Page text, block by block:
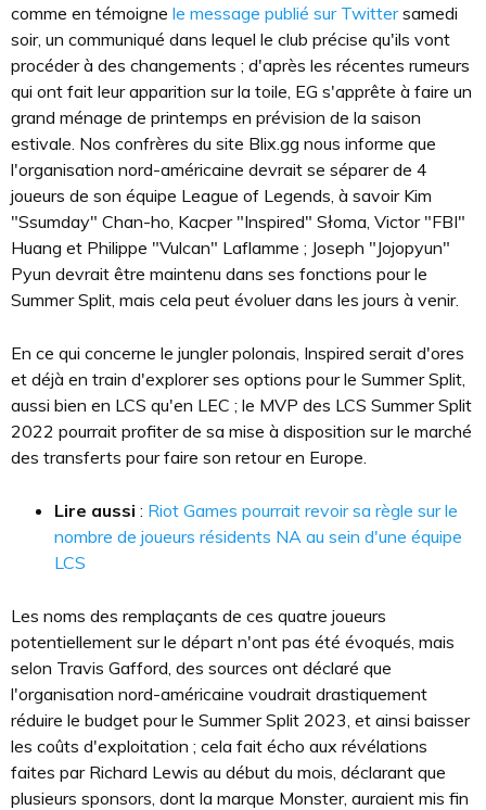
comme en témoigne le message publié sur Twittersamedi
soir, un communiqué dans lequel le club précise qu'ils vont
procéder à des changements ; d'après les récentes rumeurs
qui ont fait leur apparition sur la toile, EG s'apprête à faire un
grand ménage de printemps en prévision de la saison
estivale. Nos confrères du site Blix.gg nous informe que
l'organisation nord-américaine devrait se séparer de 4
joueurs de son équipe League of Legends, à savoir Kim
"Ssumday" Chan-ho, Kacper "Inspired" Słoma, Victor "FBI"
Huang et Philippe "Vulcan" Laflamme ; Joseph "Jojopyun"
Pyun devrait être maintenu dans ses fonctions pour le
Summer Split, mais cela peut évoluer dans les jours à venir.
En ce qui concerne le jungler polonais, Inspired serait d'ores
et déjà en train d'explorer ses options pour le Summer Split,
aussi bien en LCS qu'en LEC ; le MVP des LCS Summer Split
2022 pourrait profiter de sa mise à disposition sur le marché
des transferts pour faire son retour en Europe.
Lire aussi : Riot Games pourrait revoir sa règle sur le
nombre de joueurs résidents NA au sein d'une équipe
LCS
Les noms des remplaçants de ces quatre joueurs
potentiellement sur le départ n'ont pas été évoqués, mais
selon Travis Gafford, des sources ont déclaré que
l'organisation nord-américaine voudrait drastiquement
réduire le budget pour le Summer Split 2023, et ainsi baisser
les coûts d'exploitation ; cela fait écho aux révélations
faites par Richard Lewis au début du mois, déclarant que
plusieurs sponsors, dont la marque Monster, auraient mis fin